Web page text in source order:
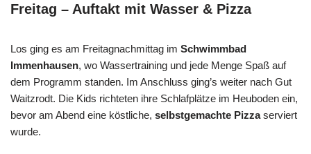
Freitag – Auftakt mit Wasser & Pizza
Los ging es am Freitagnachmittag im Schwimmbad
Immenhausen, wo Wassertraining und jede Menge Spaß auf
dem Programm standen. Im Anschluss ging’s weiter nach Gut
Waitzrodt. Die Kids richteten ihre Schlafplätze im Heuboden ein,
bevor am Abend eine köstliche, selbstgemachte Pizzaserviert
wurde.